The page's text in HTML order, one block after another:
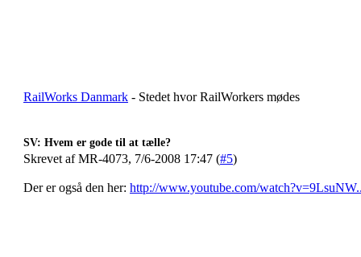
RailWorks Danmark - Stedet hvor RailWorkers mødes
SV: Hvem er gode til at tælle?
Skrevet af MR-4073, 7/6-2008 17:47 (#5)
Der er også den her: http://www.youtube.com/